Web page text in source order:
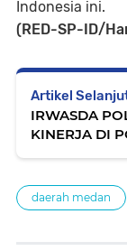
Indonesia ini.
(RED-SP-ID/
Artikel
IRWASDA
KINERJA DI
daerah medan